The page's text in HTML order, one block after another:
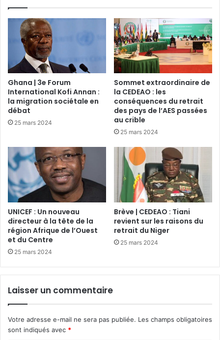
Ghana | 3e Forum
International Kofi Annan :
la migration sociétale en
débat
25 mars 2024
Sommet extraordinaire de
la CEDEAO : les
conséquences du retrait
des pays de l’AES passées
au crible
25 mars 2024
UNICEF : Un nouveau
directeur à la tête de la
région Afrique de l’Ouest
et du Centre
25 mars 2024
Brève | CEDEAO : Tiani
revient sur les raisons du
retrait du Niger
25 mars 2024
Laisser un commentaire
Votre adresse e-mail ne sera pas publiée. Les champs obligatoires
sont indiqués avec *